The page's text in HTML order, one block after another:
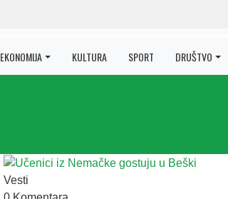
EKONOMIJA KULTURA SPORT DRUŠTVO
Vesti